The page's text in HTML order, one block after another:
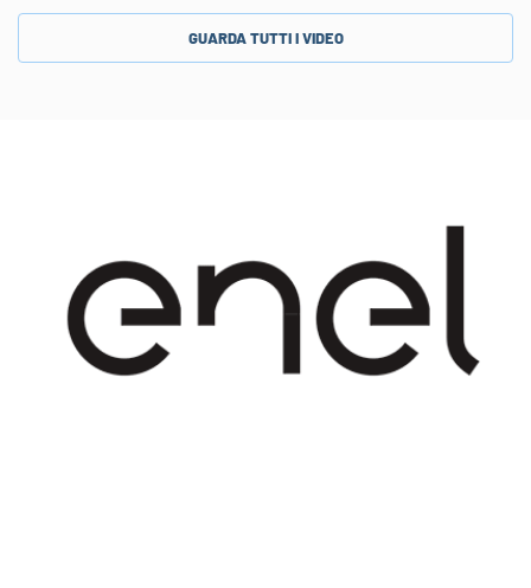
GUARDA TUTTI I VIDEO